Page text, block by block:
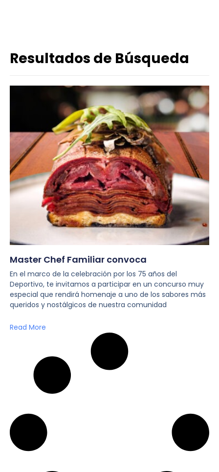
Resultados de Búsqueda
Master Chef Familiar convoca
En el marco de la celebración por los 75 años del
Deportivo, te invitamos a participar en un concurso muy
especial que rendirá homenaje a uno de los sabores más
queridos y nostálgicos de nuestra comunidad
Read More